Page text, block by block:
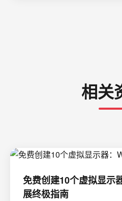
相关
免费创建10个虚拟显示
展终极指南